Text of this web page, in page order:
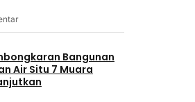
Bangunan
Air Situ 7 Muara